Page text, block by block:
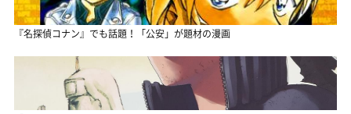
『名探偵コナン』でも話題！「公安」が題材の漫画